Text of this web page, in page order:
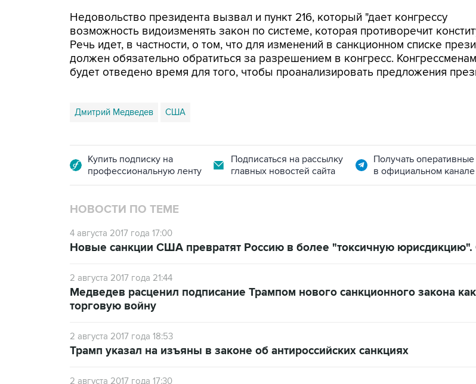
Недовольство президента вызвал и пункт 216, который "дает конгрессу
возможность видоизменять закон по системе, которая противоречит
Речь идет, в частности, о том, что для изменений в санкционном списке
должен обязательно обратиться за разрешением в конгресс.
будет отведено время для того, чтобы проанализировать предложения
Дмитрий Медведев США
Купить подписку на
профессиональную ленту
Подписаться на рассылку
главных новостей сайта
Получать оперативные
в официальном канале
НОВОСТИ ПО ТЕМЕ
4 августа 2017 года 17:00
Новые санкции США превратят Россию в более "токсичную
2 августа 2017 года 21:44
Медведев расценил подписание Трампом нового санкционного закона как
торговую войну
2 августа 2017 года 18:53
Трамп указал на изъяны в законе об антироссийских санкциях
2 августа 2017 года 17:30